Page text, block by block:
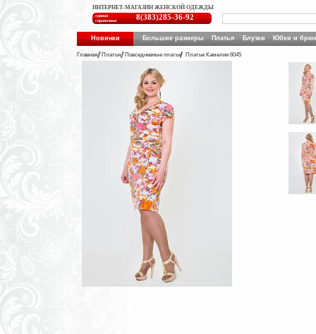
ИНТЕРНЕТ-МАГАЗИН ЖЕНСКОЙ ОДЕЖДЫ
единая
справочная
8(383)285-36-92
Новинки Большие размеры Платья Блузки Юбки и
Главная Платья Повседневные платья Платье Камелия 6045